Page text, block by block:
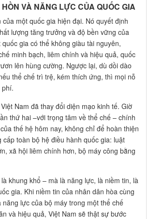
VÀ NĂNG LỰC CỦA QUỐC GIA
một quốc gia hiện đại. Nó quyết định
lượng tăng trưởng và độ bền vững của
gia có thể không giàu tài nguyên,
minh bạch, liêm chính và hiệu quả, quốc
lên hùng cường. Ngược lại, dù dồi dào
thể chế trì trệ, kém thích ứng, thì mọi nỗ
phí.
Nam đã thay đổi diện mạo kinh tế. Giờ
thứ hai –với trọng tâm về thể chế – chính
thế hệ hôm nay, không chỉ để hoàn thiện
cấp toàn bộ hệ điều hành quốc gia: luật
xã hội liêm chính hơn, bộ máy công bằng
khung khổ – mà là năng lực, là niềm tin, là
gia. Khi niềm tin của nhân dân hòa cùng
lực của bộ máy trong một thể chế
và hiệu quả, Việt Nam sẽ thật sự bước